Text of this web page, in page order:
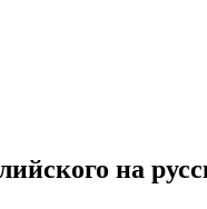
на